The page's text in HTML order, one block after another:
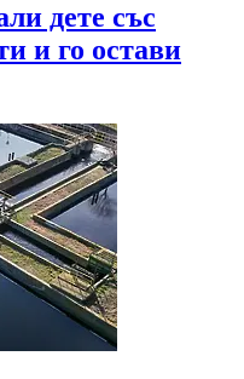
дете със
и го остави